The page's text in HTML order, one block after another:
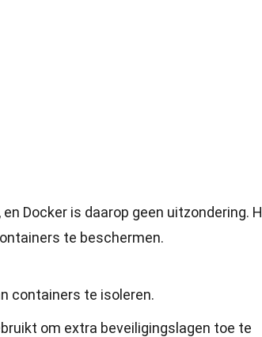
Docker is daarop geen uitzondering.
te beschermen.
containers te isoleren.
om extra beveiligingslagen toe te